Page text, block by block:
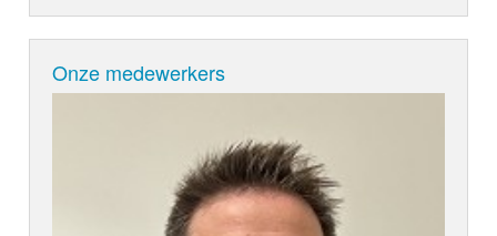
Onze medewerkers